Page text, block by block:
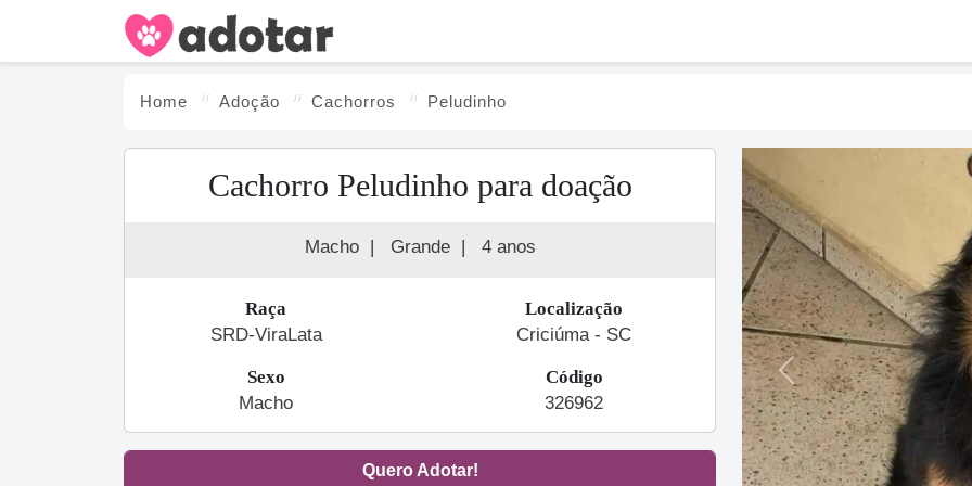
Home Adoção Cachorros Peludinho
Cachorro Peludinho para doação
Macho | Grande | 4 anos
Raça
SRD-ViraLata
Localização
Criciúma - SC
Sexo
Macho
Código
326962
Quero Adotar!
Previous